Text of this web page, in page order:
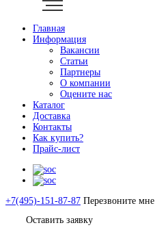
Главная
Информация
Вакансии
Статьи
Партнеры
О компании
Оцените нас
Каталог
Доставка
Контакты
Как купить?
Прайс-лист
+7(495)-151-87-87 Перезвоните мне
Оставить заявку